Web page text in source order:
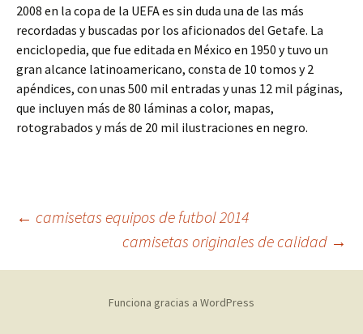
2008 en la copa de la UEFA es sin duda una de las más
recordadas y buscadas por los aficionados del Getafe. La
enciclopedia, que fue editada en México en 1950 y tuvo un
gran alcance latinoamericano, consta de 10 tomos y 2
apéndices, con unas 500 mil entradas y unas 12 mil páginas,
que incluyen más de 80 láminas a color, mapas,
rotograbados y más de 20 mil ilustraciones en negro.
Navegación
de
← camisetas equipos de futbol 2014
camisetas originales de calidad →
Funciona gracias a WordPress